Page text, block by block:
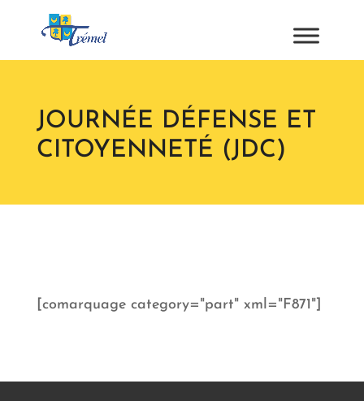
JOURNÉE DÉFENSE ET
CITOYENNETÉ (JDC)
[comarquage category="part" xml="F871"]